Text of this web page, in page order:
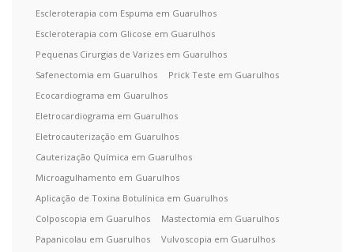
Escleroterapia com Espuma em Guarulhos
Escleroterapia com Glicose em Guarulhos
Pequenas Cirurgias de Varizes em Guarulhos
Safenectomia em Guarulhos
Prick Teste em Guarulhos
Ecocardiograma em Guarulhos
Eletrocardiograma em Guarulhos
Eletrocauterização em Guarulhos
Cauterização Química em Guarulhos
Microagulhamento em Guarulhos
Aplicação de Toxina Botulínica em Guarulhos
Colposcopia em Guarulhos
Mastectomia em Guarulhos
Papanicolau em Guarulhos
Vulvoscopia em Guarulhos